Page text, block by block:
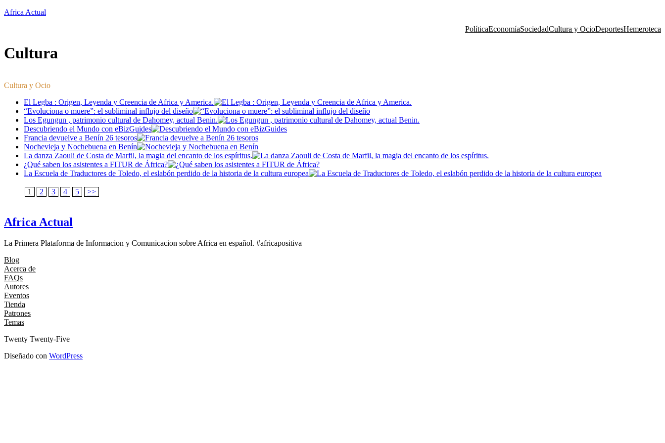
Saltar
Africa Actual
PolíticaEconomíaSociedadCultura y OcioDeportesHemeroteca
Cultura
Cultura y Ocio
El Legba : Origen, Leyenda y Creencia de Africa y America.
“Evoluciona o muere”: el subliminal influjo del diseño
Los Egungun , patrimonio cultural de Dahomey, actual Benin.
Descubriendo el Mundo con eBizGuides
Francia devuelve a Benín 26 tesoros
Nochevieja y Nochebuena en Benín
La danza Zaouli de Costa de Marfil, la magia del encanto de los espíritus.
¿Qué saben los asistentes a FITUR de África?
La Escuela de Traductores de Toledo, el eslabón perdido de la historia de la cultura europea
1 2 3 4 5 >>
Africa Actual
La Primera Plataforma de Informacion y Comunicacion sobre Africa en español. #africapositiva
Blog
Acerca de
FAQs
Autores
Eventos
Tienda
Patrones
Temas
Twenty Twenty-Five
Diseñado con WordPress